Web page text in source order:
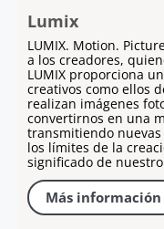
Lumix
LUMIX. Motion.
a los creadores,
LUMIX proporciona
creativos como ellos
realizan imágenes
convertirnos en una
transmitiendo
los límites de la
significado de
Más información